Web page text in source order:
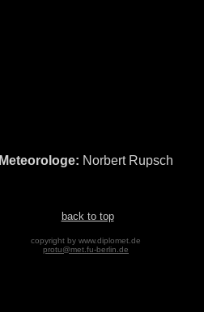
Meteorologe: Norbert Rupsch
back to top
copyright by www.diplomet.de
protu@met.fu-berlin.de